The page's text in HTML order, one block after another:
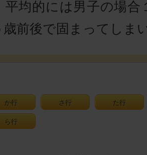
平均的には男子の場合
歳前後で固まってしま
か行 さ行 た行
ら行